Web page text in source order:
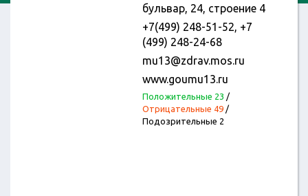
бульвар, 24, строение 4
+7(499) 248-51-52, +7
(499) 248-24-68
mu13@zdrav.mos.ru
www.goumu13.ru
Положительные 23 /
Отрицательные 49/
Подозрительные 2